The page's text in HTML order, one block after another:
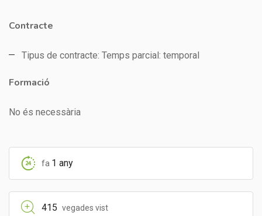
Contracte
Tipus de contracte: Temps parcial: temporal
Formació
No és necessària
fa 1 any
415 vegades vist